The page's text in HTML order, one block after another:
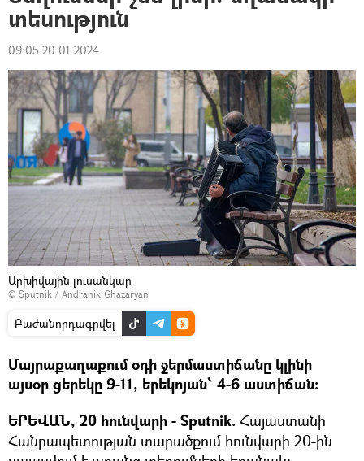
տեսություն
09:05 20.01.2024
Արխիվային լուսանկար
© Sputnik / Andranik Ghazaryan
Բաժանորդագրվել
Մայրաքաղաքում օդի ջերմաստիճանը կլինի
այսօր ցերեկը 9-11, երեկոյան՝ 4-6 աստիճան։
ԵՐԵՎԱՆ, 20 հունվարի - Sputnik. Հայաստանի
Հանրապետության տարածքում հունվարի 20-ին